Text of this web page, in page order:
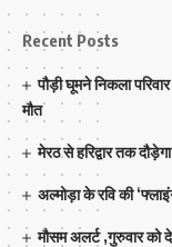
Recent Posts
पौड़ी घूमने निकला
मौत
मेरठ से हरिद्वार तक
अल्मोड़ा के रवि की
मौसम अलर्ट ,गुरुवार को